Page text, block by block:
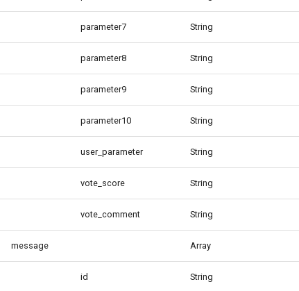
parameter7 String
parameter8 String
parameter9 String
parameter10 String
user_parameter String
vote_score String
vote_comment String
message Array
id String